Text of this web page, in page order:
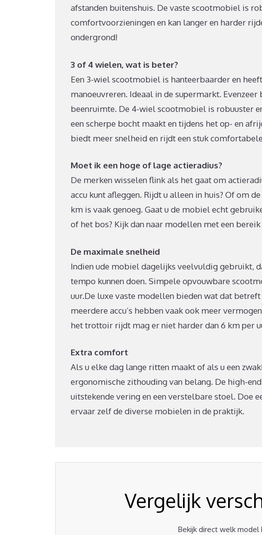
afstanden buitenshuis. De vaste scootmobiel is
comfortvoorzieningen en kan langer en harder
ondergrond!
3 of 4 wielen, wat is beter?
Een 3-wiel scootmobiel is hanteerbaarder en
manoeuvreren. Ideaal in de supermarkt.
beenruimte. De 4-wiel scootmobiel is robuuster
een scherpe bocht maakt en tijdens het op- en
biedt meer snelheid en rijdt een stuk
Moet ik een hoge of lage actieradius?
De merken wisselen flink als het gaat om
accu kunt afleggen. Rijdt u alleen in huis? Of om
km is vaak genoeg. Gaat u de mobiel echt
of het bos? Kijk dan naar modellen met een
De maximale snelheid
Indien ude mobiel dagelijks veelvuldig gebruikt,
tempo kunnen doen. Simpele opvouwbare
uur.De luxe vaste modellen bieden wat dat
meerdere accu’s hebben vaak ook meer
het trottoir rijdt mag er niet harder dan 6 km per
Extra comfort
Als u elke dag lange ritten maakt of als u een
ergonomische zithouding van belang. De high-
uitstekende vering en een verstelbare stoel. Doe
ervaar zelf de diverse mobielen in de praktijk.
Vergelijk
Bekijk direct welk model